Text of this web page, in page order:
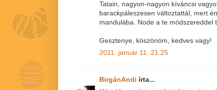
Tatain, nagyon-nagyon kíváncsi
barackpáleszesen változtattál, mert
mandulába. Node a te
Gesztenye, köszönöm, kedves vagy!
2011. január 11. 21:25
BirgánAndi írta...